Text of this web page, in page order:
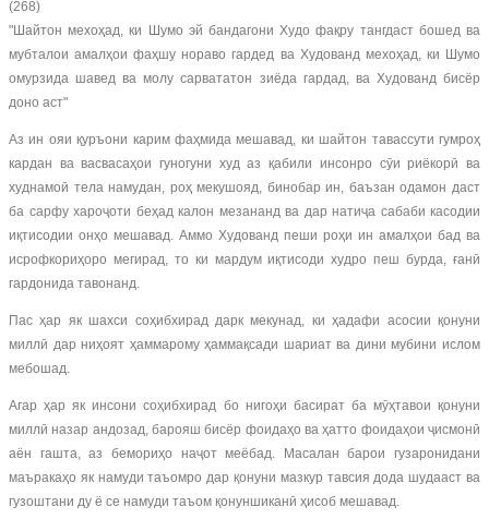
"Шайтон мехоҳад, ки Шумо эй бандагони Худо фақру тангдаст бошед ва
мубталои амалҳои фаҳшу нораво гардед ва Худованд мехоҳад, ки Шумо
омурзида шавед ва молу сарвататон зиёда гардад, ва Худованд бисёр
доно аст"
Аз ин ояи қуръони карим фаҳмида мешавад, ки шайтон тавассути гумроҳ
кардан ва васвасаҳои гуногуни худ аз қабили инсонро сӯи риёкорӣ ва
худнамоӣ тела намудан, роҳ мекушояд, бинобар ин, баъзан одамон даст
ба сарфу хароҷоти беҳад калон мезананд ва дар натиҷа сабаби касодии
иқтисодии онҳо мешавад. Аммо Худованд пеши роҳи ин амалҳои бад ва
исрофкориҳоро мегирад, то ки мардум иқтисоди худро пеш бурда, ғанӣ
гардонида тавонанд.
Пас ҳар як шахси соҳибхирад дарк мекунад, ки ҳадафи асосии қонуни
миллӣ дар ниҳоят ҳаммарому ҳаммақсади шариат ва дини мубини ислом
мебошад.
Агар ҳар як инсони соҳибхирад бо нигоҳи басират ба мӯҳтавои қонуни
миллӣ назар андозад, барояш бисёр фоидаҳо ва ҳатто фоидаҳои ҷисмонӣ
аён гашта, аз бемориҳо наҷот меёбад. Масалан барои гузаронидани
маъракаҳо як намуди таъомро дар қонуни мазкур тавсия дода шудааст ва
гузоштани ду ё се намуди таъом қонуншиканӣ ҳисоб мешавад.